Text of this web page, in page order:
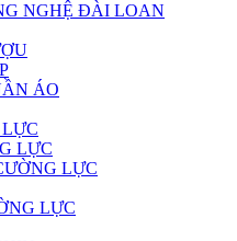
NGHỆ ĐÀI LOAN
ÁO
LỰC
LỰC
LỰC